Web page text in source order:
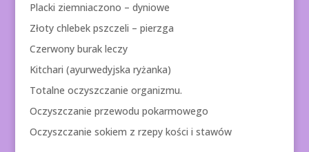
Placki ziemniaczono – dyniowe
Złoty chlebek pszczeli – pierzga
Czerwony burak leczy
Kitchari (ayurwedyjska ryżanka)
Totalne oczyszczanie organizmu.
Oczyszczanie przewodu pokarmowego
Oczyszczanie sokiem z rzepy kości i stawów